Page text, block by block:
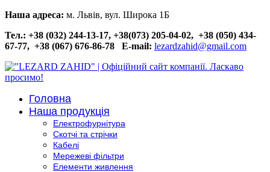
Наша адреса: м. Львів, вул. Широка 1Б
Тел.: +38 (032) 244-13-17, +38(073) 205-04-02, +38 (050) 434-
67-77, +38 (067) 676-86-78
E-mail: lezardzahid@gmail.com
Головна
Наша продукція
Електрофурнітура
Скотчі та стрічки
Кабелі
Мережеві фільтри
Елементи живлення